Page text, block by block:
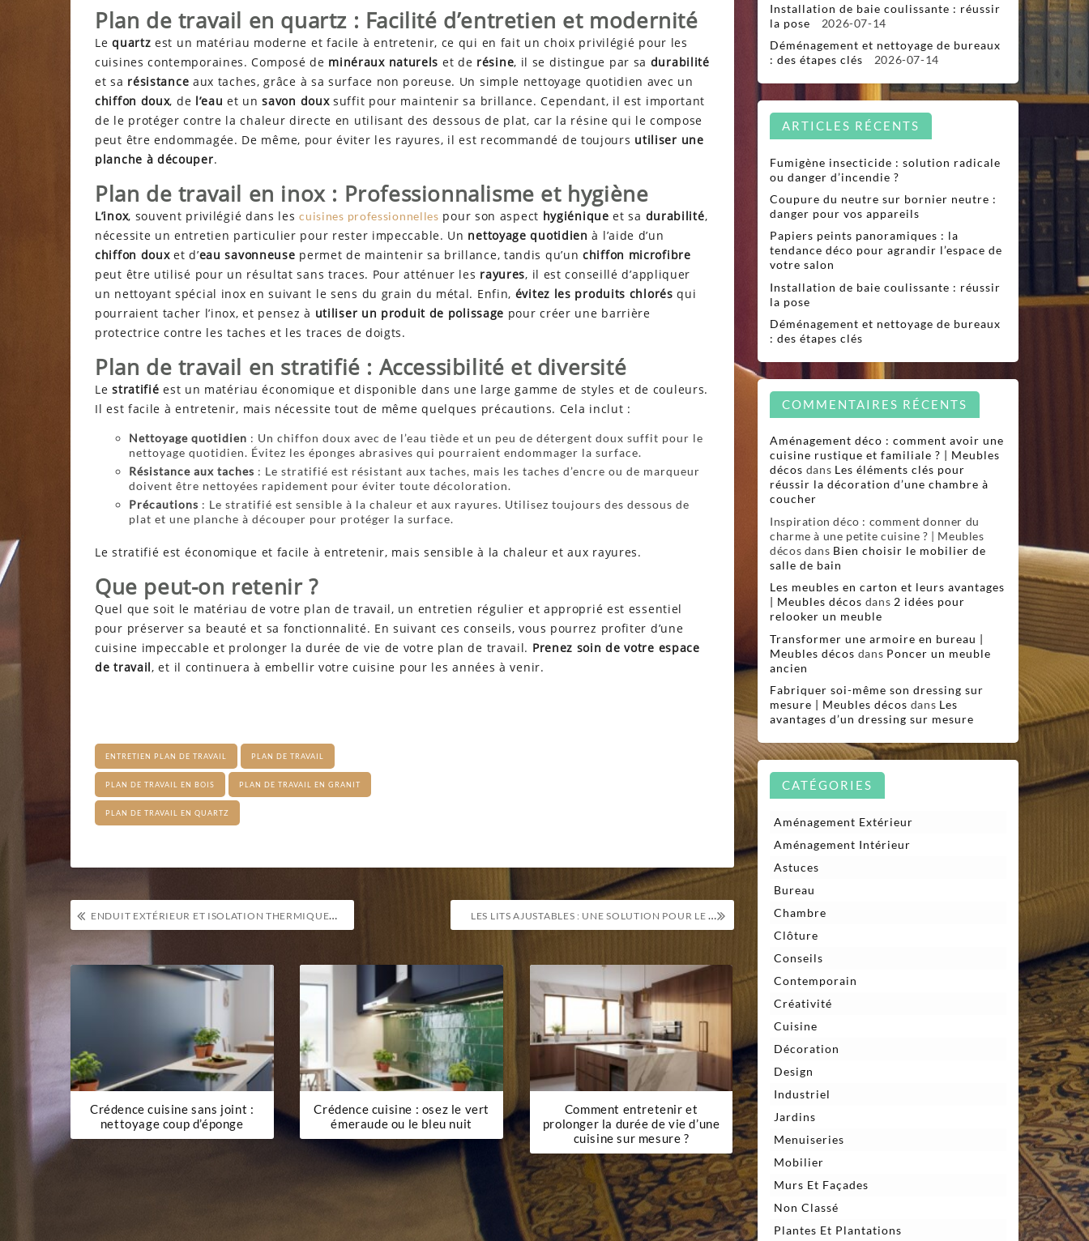
Plan de travail en quartz : Facilité d’entretien et modernité
Lequartz est un matériau moderne et facile à entretenir, ce qui en fait un choix privilégié pour les
cuisines contemporaines. Composé de minéraux naturels et de résine, il se distingue par sa durabilité
et sa résistance aux taches, grâce à sa surface non poreuse. Un simple nettoyage quotidien avec un
chiffon doux, de l’eauet unsavon douxsuffit pour maintenir sa brillance. Cependant, il est important
de le protéger contre la chaleur directe en utilisant des dessous de plat, car la résine qui le compose
peut être endommagée. De même, pour éviter les rayures, il est recommandé de toujours utiliser une
planche à découper.
Plan de travail en inox : Professionnalisme et hygiène
L’inox, souvent privilégié dans lescuisines professionnelles pour son aspect hygiéniqueet sa durabilité,
nécessite un entretien particulier pour rester impeccable. Un nettoyage quotidien à l’aide d’un
chiffon douxet d’eau savonneuse permet de maintenir sa brillance, tandis qu’unchiffon microfibre
peut être utilisé pour un résultat sans traces. Pour atténuer les rayures, il est conseillé d’appliquer
un nettoyant spécial inox en suivant le sens du grain du métal. Enfin, évitez les produits chlorés qui
pourraient tacher l’inox, et pensez à utiliser un produit de polissage pour créer une barrière
protectrice contre les taches et les traces de doigts.
Plan de travail en stratifié : Accessibilité et diversité
Lestratifié est un matériau économique et disponible dans une large gamme de styles et de couleurs.
Il est facile à entretenir, mais nécessite tout de même quelques précautions. Cela inclut :
Nettoyage quotidien : Un chiffon doux avec de l’eau tiède et un peu de détergent doux suffit pour le
nettoyage quotidien. Évitez les éponges abrasives qui pourraient endommager la surface.
Résistance aux taches : Le stratifié est résistant aux taches, mais les taches d’encre ou de marqueur
doivent être nettoyées rapidement pour éviter toute décoloration.
Précautions : Le stratifié est sensible à la chaleur et aux rayures. Utilisez toujours des dessous de
plat et une planche à découper pour protéger la surface.
Le stratifié est économique et facile à entretenir, mais sensible à la chaleur et aux rayures.
Que peut-on retenir ?
Quel que soit le matériau de votre plan de travail, un entretien régulier et approprié est essentiel
pour préserver sa beauté et sa fonctionnalité. En suivant ces conseils, vous pourrez profiter d’une
cuisine impeccable et prolonger la durée de vie de votre plan de travail. Prenez soin de votre espace
de travail, et il continuera à embellir votre cuisine pour les années à venir.
ENTRETIEN PLAN DE TRAVAIL PLAN DE TRAVAIL
PLAN DE TRAVAIL EN BOIS PLAN DE TRAVAIL EN GRANIT
PLAN DE TRAVAIL EN QUARTZ
Navigation
de
l’article
ENDUIT EXTÉRIEUR ET ISOLATION THERMIQUE : UN DUO GAGNANT POUR VOTRE MAISON LES LITS AJUSTABLES : UNE SOLUTION POUR LE TRAVAIL À DOMICILE DANS VOTRE CHAMBRE
Crédence cuisine sans joint :
nettoyage coup d’éponge
Crédence cuisine : osez le vert
émeraude ou le bleu nuit
Comment entretenir et
prolonger la durée de vie d’une
cuisine sur mesure ?
Installation de baie coulissante : réussir
la pose
2026-07-14
Déménagement et nettoyage de bureaux
: des étapes clés
2026-07-14
ARTICLES RÉCENTS
Fumigène insecticide : solution radicale
ou danger d’incendie ?
Coupure du neutre sur bornier neutre :
danger pour vos appareils
Papiers peints panoramiques : la
tendance déco pour agrandir l’espace de
votre salon
Installation de baie coulissante : réussir
la pose
Déménagement et nettoyage de bureaux
: des étapes clés
COMMENTAIRES RÉCENTS
Aménagement déco : comment avoir une
cuisine rustique et familiale ? | Meubles
décos dans Les éléments clés pour
réussir la décoration d’une chambre à
coucher
Inspiration déco : comment donner du
charme à une petite cuisine ? | Meubles
décos dans Bien choisir le mobilier de
salle de bain
Les meubles en carton et leurs avantages
| Meubles décos dans 2 idées pour
relooker un meuble
Transformer une armoire en bureau |
Meubles décos dans Poncer un meuble
ancien
Fabriquer soi-même son dressing sur
mesure | Meubles décos dans Les
avantages d’un dressing sur mesure
CATÉGORIES
Aménagement Extérieur
Aménagement Intérieur
Astuces
Bureau
Chambre
Clôture
Conseils
Contemporain
Créativité
Cuisine
Décoration
Design
Industriel
Jardins
Menuiseries
Mobilier
Murs Et Façades
Non Classé
Plantes Et Plantations